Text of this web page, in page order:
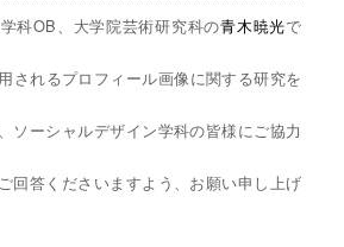
科OB、大学院芸術研究科の青木暁光で
されるプロフィール画像に関する研究を
ソーシャルデザイン学科の皆様にご協力
回答くださいますよう、お願い申し上げ